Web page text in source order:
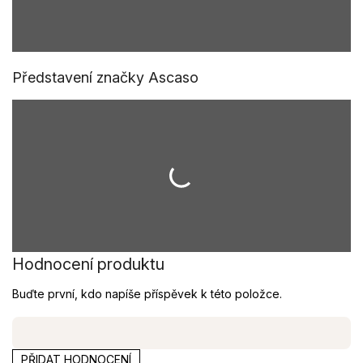
Představení značky Ascaso
Hodnocení produktu
Buďte první, kdo napíše příspěvek k této položce.
PŘIDAT HODNOCENÍ